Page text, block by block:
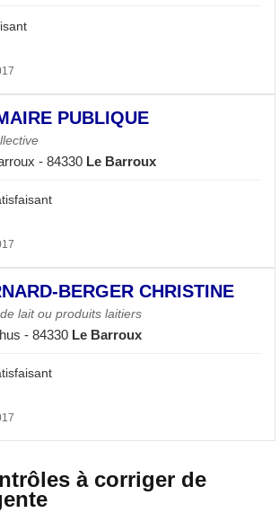
PUBLIQUE
- 84330 Le Barroux
BERGER CHRISTINE
lait ou produits laitiers
- 84330 Le Barroux
à corriger de